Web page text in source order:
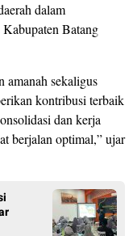
dalam
Batang
amanah sekaligus
kontribusi terbaik
dan kerja
berjalan optimal,” ujar